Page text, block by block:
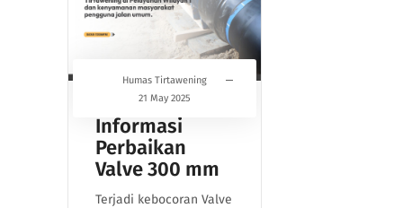
Humas Tirtawening
21 May 2025
Informasi
Perbaikan
Valve 300 mm
Terjadi kebocoran Valve